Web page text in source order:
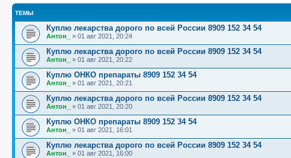
ТЕМЫ
Куплю лекарства дорого по всей России 8909 152 34 54
Антон_ » 01 авг 2021, 20:24
Куплю лекарства дорого по всей России 8909 152 34 54
Антон_ » 01 авг 2021, 20:22
Куплю ОНКО препараты 8909 152 34 54
Антон_ » 01 авг 2021, 20:21
Куплю лекарства дорого по всей России 8909 152 34 54
Антон_ » 01 авг 2021, 20:20
Куплю ОНКО препараты 8909 152 34 54
Антон_ » 01 авг 2021, 16:01
Куплю лекарства дорого по всей России 8909 152 34 54
Антон_ » 01 авг 2021, 16:00